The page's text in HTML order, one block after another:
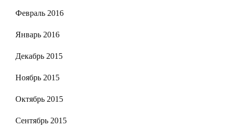
Февраль 2016
Январь 2016
Декабрь 2015
Ноябрь 2015
Октябрь 2015
Сентябрь 2015